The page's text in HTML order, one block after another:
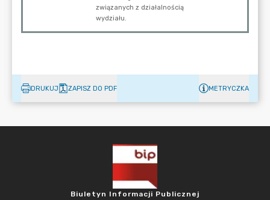
DRUKUJ ZAPISZ DO PDF METRYCZKA
Biuletyn Informacji Publicznej